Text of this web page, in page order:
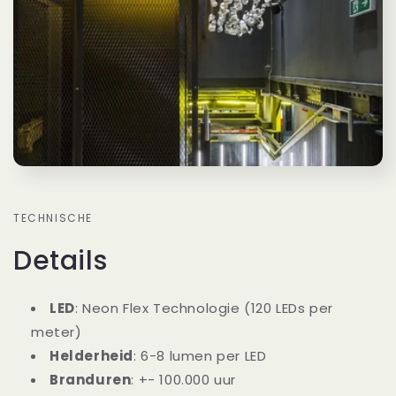
TECHNISCHE
Details
LED: Neon Flex Technologie (120 LEDs per
meter)
Helderheid: 6-8 lumen per LED
Branduren: +- 100.000 uur